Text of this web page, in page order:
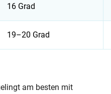
16 Grad
19–20 Grad
am besten mit